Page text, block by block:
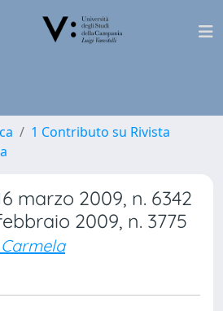
1 Contributo su Rivista
marzo 2009, n. 6342
2009, n. 3775
Carmela